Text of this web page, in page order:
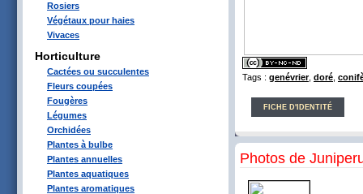
Rosiers
Végétaux pour haies
Vivaces
Horticulture
Cactées ou succulentes
Fleurs coupées
Fougères
Légumes
Orchidées
Plantes à bulbe
Plantes annuelles
Plantes aquatiques
Plantes aromatiques
Tags : genévrier, doré
FICHE D'IDENTITÉ
Photos de